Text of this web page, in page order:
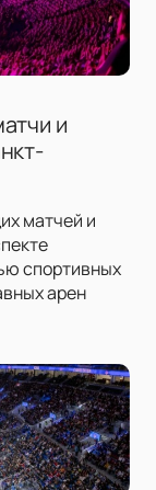
и
матчей и
спортивных
арен